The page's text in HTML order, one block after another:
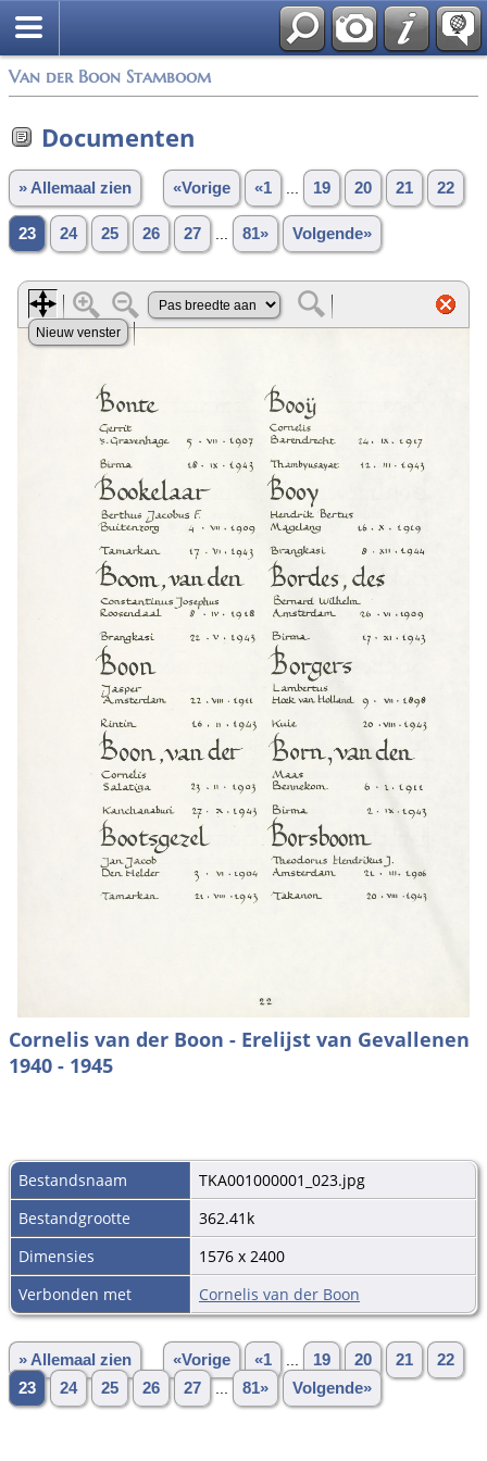
Van der Boon Stamboom
Documenten
» Allemaal zien «Vorige «1 19 20 21 22
23 24 25 26 27 81» Volgende»
Cornelis van der Boon - Erelijst van Gevallenen
1940 - 1945
Bestandsnaam
TKA001000001_023.jpg
Bestandgrootte
362.41k
Dimensies
1576 x 2400
Verbonden met
Cornelis van der Boon
» Allemaal zien «Vorige «1 19 20 21
22
23
24 25 26 27 81» Volgende»